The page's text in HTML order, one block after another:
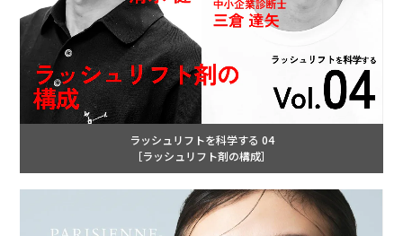
ラッシュリフトを科学する 04
［ラッシュリフト剤の構成］